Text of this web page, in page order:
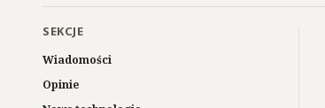
SEKCJE
Wiadomości
Opinie